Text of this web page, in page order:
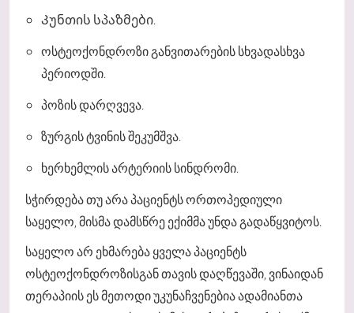
Კუნთის სპაზმები.
ოსტეოქონდროზი განვითარების სხვადასხვა
პერიოდში.
პოზის დარღვევა.
ზურგის ტვინის შეკუმშვა.
ხერხემლის არტერიის სინდრომი.
სჭირდება თუ არა პაციენტს ორთოპედიული
საყელო, მისმა დამსწრე ექიმმა უნდა გადაწყვიტოს.
საყელო არ ეხმარება ყველა პაციენტს
ოსტეოქონდროზისგან თავის დაღწევაში, ვინაიდან
თერაპიის ეს მეთოდი უკუნაჩვენებია ადამიანთა